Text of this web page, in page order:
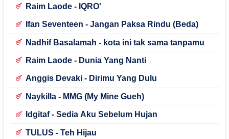
Raim Laode - IQRO'
Ifan Seventeen - Jangan Paksa Rindu (Beda)
Nadhif Basalamah - kota ini tak sama tanpamu
Raim Laode - Dunia Yang Nanti
Anggis Devaki - Dirimu Yang Dulu
Naykilla - MMG (My Mine Gueh)
Idgitaf - Sedia Aku Sebelum Hujan
TULUS - Teh Hijau